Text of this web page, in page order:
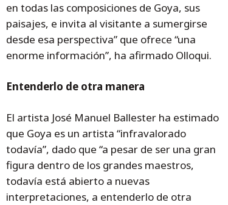
en todas las composiciones de Goya, sus
paisajes, e invita al visitante a sumergirse
desde esa perspectiva” que ofrece “una
enorme información”, ha afirmado Olloqui.
Entenderlo de otra manera
El artista José Manuel Ballester ha estimado
que Goya es un artista “infravalorado
todavía”, dado que “a pesar de ser una gran
figura dentro de los grandes maestros,
todavía está abierto a nuevas
interpretaciones, a entenderlo de otra